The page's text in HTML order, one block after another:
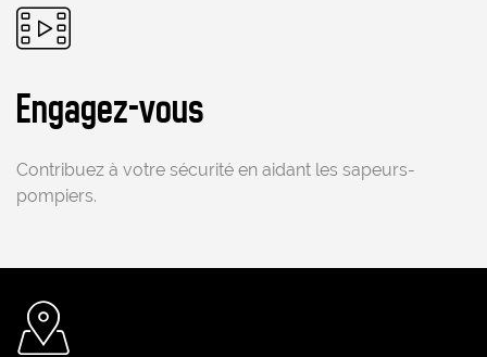
Pictogramme
Engagez-vous
Contribuez à votre sécurité en aidant les sapeurs-
pompiers.